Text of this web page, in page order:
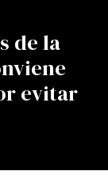
de la
evitar